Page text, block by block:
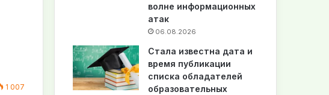
1 007
волне информационных
атак
06.08.2026
Стала известна дата и
время публикации
списка обладателей
образовательных